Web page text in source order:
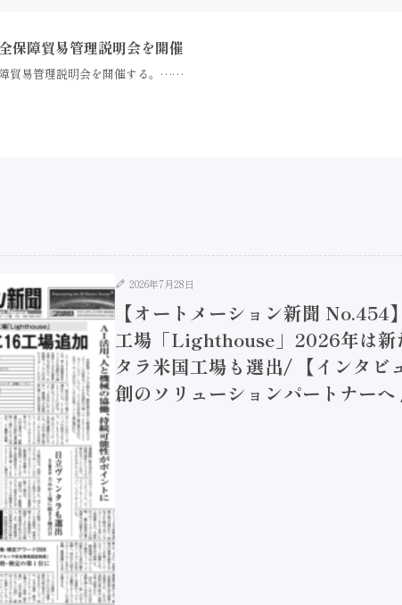
保障貿易管理説明会を開催
貿易管理説明会を開催する。……
2026年7月28日
【オートメーション新聞
工場「Lighthouse」2026年は新
タラ米国工場も選出/ 【インタビ
創のソリューションパートナー